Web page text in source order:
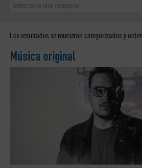
Selecciona una categoría
Los resultados se muestran categorizados y
Música original